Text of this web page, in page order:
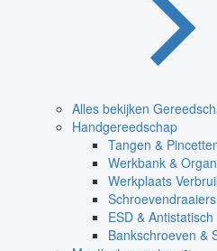
Alles bekijken
Handgereedschap
Tangen &
Werkbank &
Werkplaats
ESD & Antistatisch
Bankschroeven &